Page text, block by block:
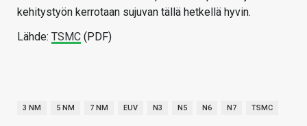
kehitystyön kerrotaan sujuvan tällä hetkellä hyvin.
Lähde: TSMC (PDF)
3 NM 5 NM 7 NM EUV N3 N5 N6 N7 TSMC